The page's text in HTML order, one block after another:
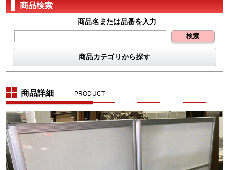
商品検索
商品名または品番を入力
商品カテゴリから探す
テーブル
机
チェア
ﾛｯｶｰ・ｼｭｰｽﾞﾎﾞｯｸｽ
カウンター
ホワイトボード
パーテーション
ラック・物品棚
季節品
応接・ソファー
家電
流し台・食器棚
商品詳細 PRODUCT